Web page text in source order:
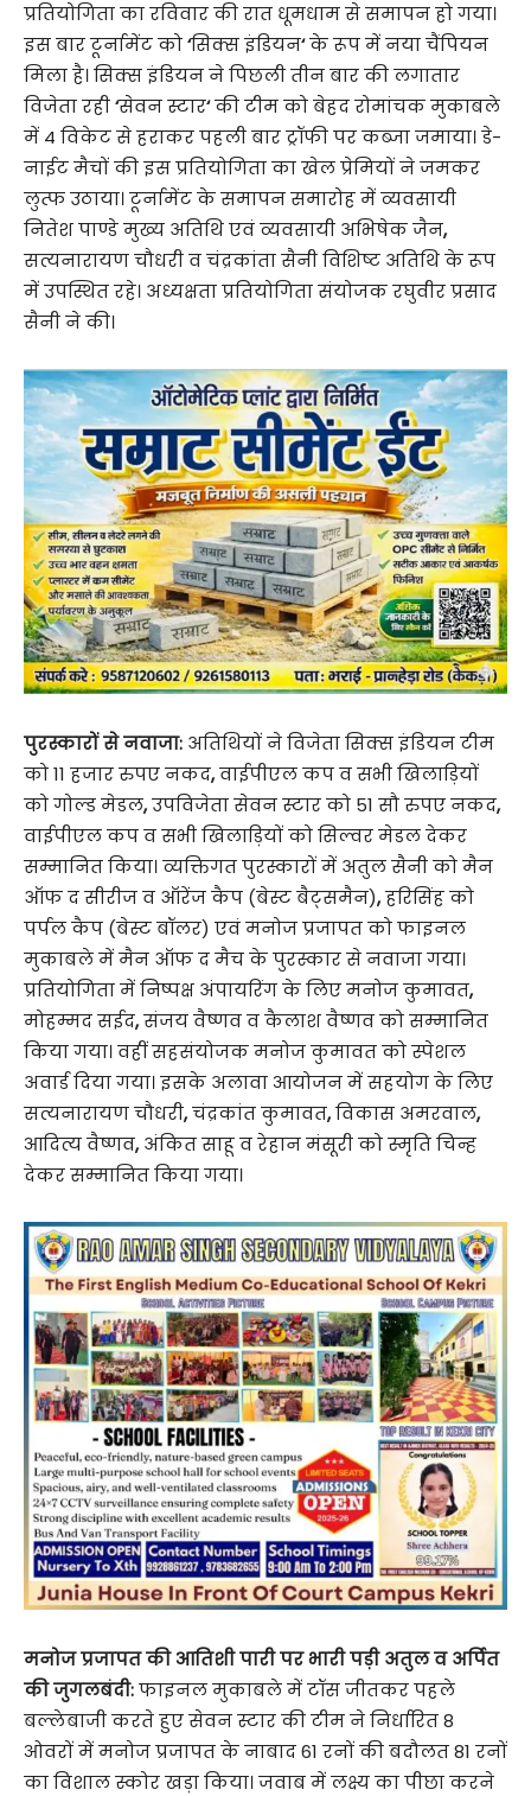
प्रतियोगिता का रविवार की रात धूमधाम से समापन हो गया।
इस बार टूर्नामेंट को‘सिक्स इंडियन‘के रूप में नया चैंपियन
मिला है। सिक्स इंडियन ने पिछली तीन बार की लगातार
विजेता रही‘सेवन स्टार‘की टीम को बेहद रोमांचक मुकाबले
में 4 विकेट से हराकर पहली बार ट्रॉफी पर कब्जा जमाया। डे-
नाईट मैचों की इस प्रतियोगिता का खेल प्रेमियों ने जमकर
लुत्फ उठाया। टूर्नामेंट के समापन समारोह में व्यवसायी
नितेश पाण्डे मुख्य अतिथि एवं व्यवसायी अभिषेक जैन,
सत्यनारायण चौधरी व चंद्रकांता सैनी विशिष्ट अतिथि के रूप
में उपस्थित रहे। अध्यक्षता प्रतियोगिता संयोजक रघुवीर प्रसाद
सैनी ने की।
पुरस्कारों से नवाजा: अतिथियों ने विजेता सिक्स इंडियन टीम
को 11 हजार रुपए नकद,वाईपीएल कप व सभी खिलाड़ियों
को गोल्ड मेडल,उपविजेता सेवन स्टार को 51 सौ रुपए नकद,
वाईपीएल कप व सभी खिलाड़ियों को सिल्वर मेडल देकर
सम्मानित किया। व्यक्तिगत पुरस्कारों में अतुल सैनी को मैन
ऑफ द सीरीज व ऑरेंज कैप (बेस्ट बैट्समैन),हरिसिंह को
पर्पल कैप (बेस्ट बॉलर) एवं मनोज प्रजापत को फाइनल
मुकाबले में मैन ऑफ द मैच के पुरस्कार से नवाजा गया।
प्रतियोगिता में निष्पक्ष अंपायरिंग के लिए मनोज कुमावत,
मोहम्मद सईद,संजय वैष्णव व कैलाश वैष्णव को सम्मानित
किया गया। वहीं सहसंयोजक मनोज कुमावत को स्पेशल
अवार्ड दिया गया। इसके अलावा आयोजन में सहयोग के लिए
सत्यनारायण चौधरी,चंद्रकांत कुमावत,विकास अमरवाल,
आदित्य वैष्णव,अंकित साहू व रेहान मंसूरी को स्मृति चिन्ह
देकर सम्मानित किया गया।
मनोज प्रजापत की आतिशी पारी पर भारी पड़ी अतुल व अर्पित
की जुगलबंदी:फाइनल मुकाबले में टॉस जीतकर पहले
बल्लेबाजी करते हुए सेवन स्टार की टीम ने निर्धारित 8
ओवरों में मनोज प्रजापत के नाबाद 61 रनों की बदौलत 81 रनों
का विशाल स्कोर खड़ा किया। जवाब में लक्ष्य का पीछा करने